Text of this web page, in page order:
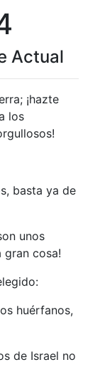
Actual
¡hazte
los
basta ya de
unos
gran cosa!
huérfanos,
de Israel no